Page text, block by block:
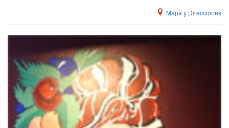
Mapa y Direcciones